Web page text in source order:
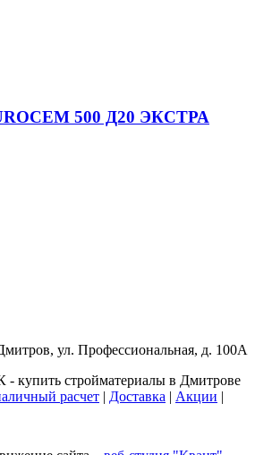
500 Д20 ЭКСТРА
ул. Профессиональная, д. 100А
купить стройматериалы в Дмитрове
расчет | Доставка | Акции |